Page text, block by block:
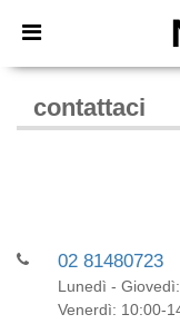
× App
Prezzi
contattaci
02 81480723
Lunedì -
Venerdì: 10:00-